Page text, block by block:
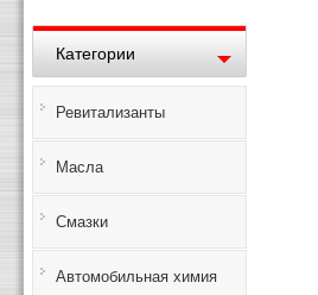
Категории
Ревитализанты
Масла
Смазки
Автомобильная химия